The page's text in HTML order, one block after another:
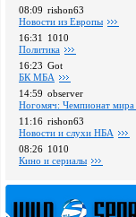
08:09 rishon63
Новости из Европы
16:31
1010
Политика
16:23 Got
БК МБА
14:59 observer
Ногомяч: Чемпионат
11:16 rishon63
Новости и слухи НБА
08:26 1010
Кино и сериалы